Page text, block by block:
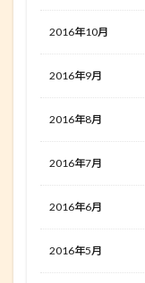
2016年10月
2016年9月
2016年8月
2016年7月
2016年6月
2016年5月